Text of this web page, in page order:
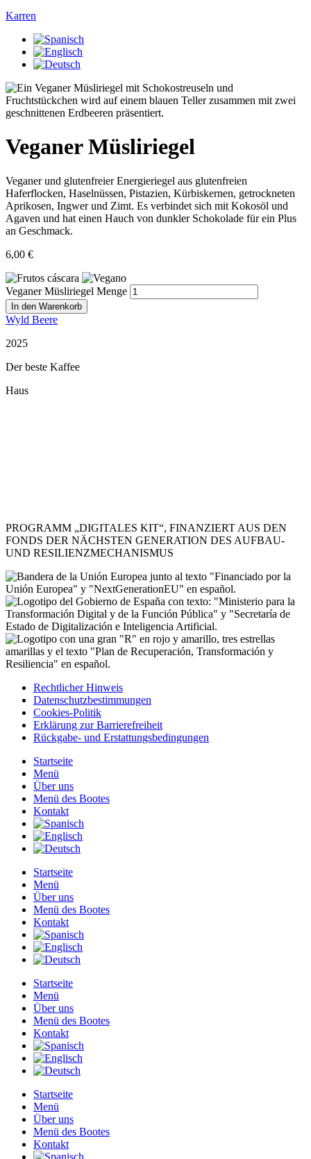
Karren
Veganer Müsliriegel
Veganer und glutenfreier Energieriegel aus glutenfreien
Haferflocken, Haselnüssen, Pistazien, Kürbiskernen, getrockneten
Aprikosen, Ingwer und Zimt. Es verbindet sich mit Kokosöl und
Agaven und hat einen Hauch von dunkler Schokolade für ein Plus
an Geschmack.
6,00 €
Veganer Müsliriegel Menge
In den Warenkorb
Wyld Beere
2025
Der beste Kaffee
Haus
PROGRAMM „DIGITALES KIT“, FINANZIERT AUS DEN
FONDS DER NÄCHSTEN GENERATION DES AUFBAU-
UND RESILIENZMECHANISMUS
Rechtlicher Hinweis
Datenschutzbestimmungen
Cookies-Politik
Erklärung zur Barrierefreiheit
Rückgabe- und Erstattungsbedingungen
Startseite
Menü
Über uns
Menü des Bootes
Kontakt
Startseite
Menü
Über uns
Menü des Bootes
Kontakt
Startseite
Menü
Über uns
Menü des Bootes
Kontakt
Startseite
Menü
Über uns
Menü des Bootes
Kontakt